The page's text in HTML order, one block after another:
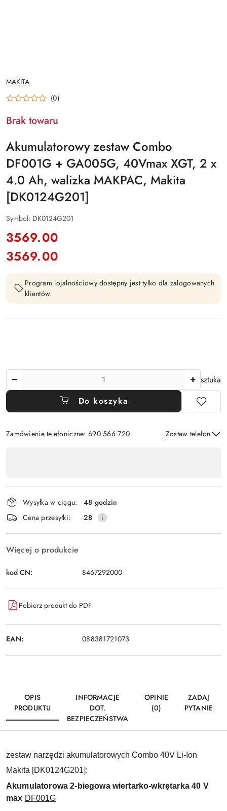
NAZWA
PRODUCENTA:
MAKITA
(0)
Brak towaru
Akumulatorowy zestaw Combo
DF001G + GA005G, 40Vmax XGT, 2 x
4.0 Ah, walizka MAKPAC, Makita
[DK0124G201]
Symbol: DK0124G201
cena:
3569.00
Cena:
3569.00
Program lojalnościowy dostępny jest tylko dla zalogowanych
klientów.
sztuka
Do koszyka
Zamówienie telefoniczne: 690 566 720 Zostaw telefon
płatność
i
dostawa
Wysyłka w ciągu:
48 godzin
Cena przesyłki:
28
Więcej o produkcie
kod CN: 8467292000
Pobierz produkt do PDF
EAN: 088381721073
OPIS
PRODUKTU
INFORMACJE
DOT.
BEZPIECZEŃSTWA
OPINIE
(0)
ZADAJ
PYTANIE
zestaw narzędzi akumulatorowych Combo 40V Li-Ion
Makita [DK0124G201]:
Akumulatorowa 2-biegowa wiertarko-wkrętarka 40 V
max DF001G